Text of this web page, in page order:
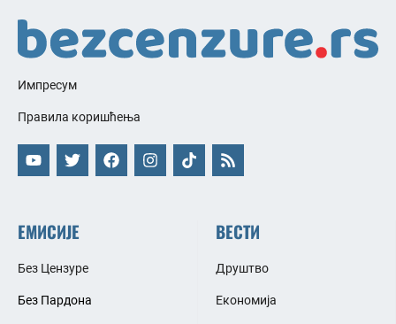
Импресум
Правила коришћења
ЕМИСИЈЕ
Без Цензуре
Без Пардона
ВЕСТИ
Друштво
Економија